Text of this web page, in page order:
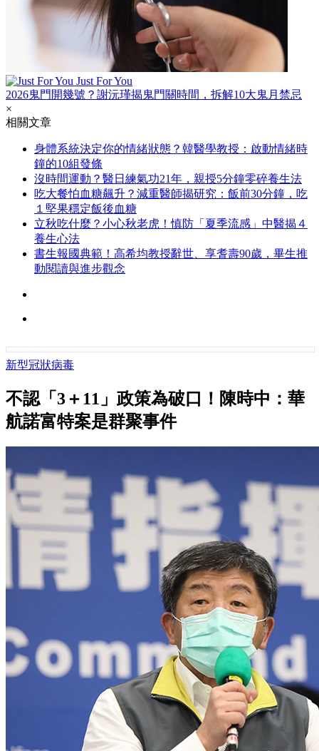
Just For You
2026鬼門開幾號？謝沅瑾揭鬼門關時間，拆解10大鬼月禁忌
×
相關文章
身體系統決定你的情緒狀態？韓醫學教授：啟動情緒時
鐘的10組發條
沒時間運動？醫日練氣功21年，親授5分鐘零碎養生法
吃大餐怕血糖飆升？減重醫師揭研究：飯前30分鐘，吃
１堅果穩定飯後血糖
立秋吃什麼？小心秋老虎！慎防「夏季流感」中醫揭４
養生心法
書生報國典範！高希均教授辭世、享耆壽90歲，畢生推
動閱讀與進步觀念
新型冠狀病毒
不認「3＋11」政策為破口！陳時中：華
航諾富特案是群聚事件